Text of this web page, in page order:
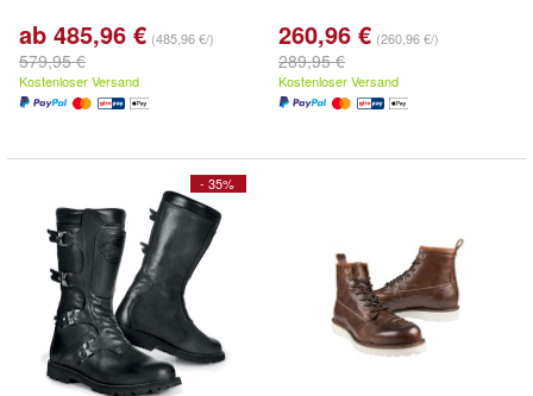
ab 485,96 € (485,96 €/)
579,95 €
Kostenloser Versand
260,96 € (260,96 €/)
289,95 €
Kostenloser Versand
- 35%